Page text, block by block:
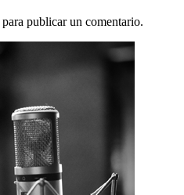
para publicar un comentario.